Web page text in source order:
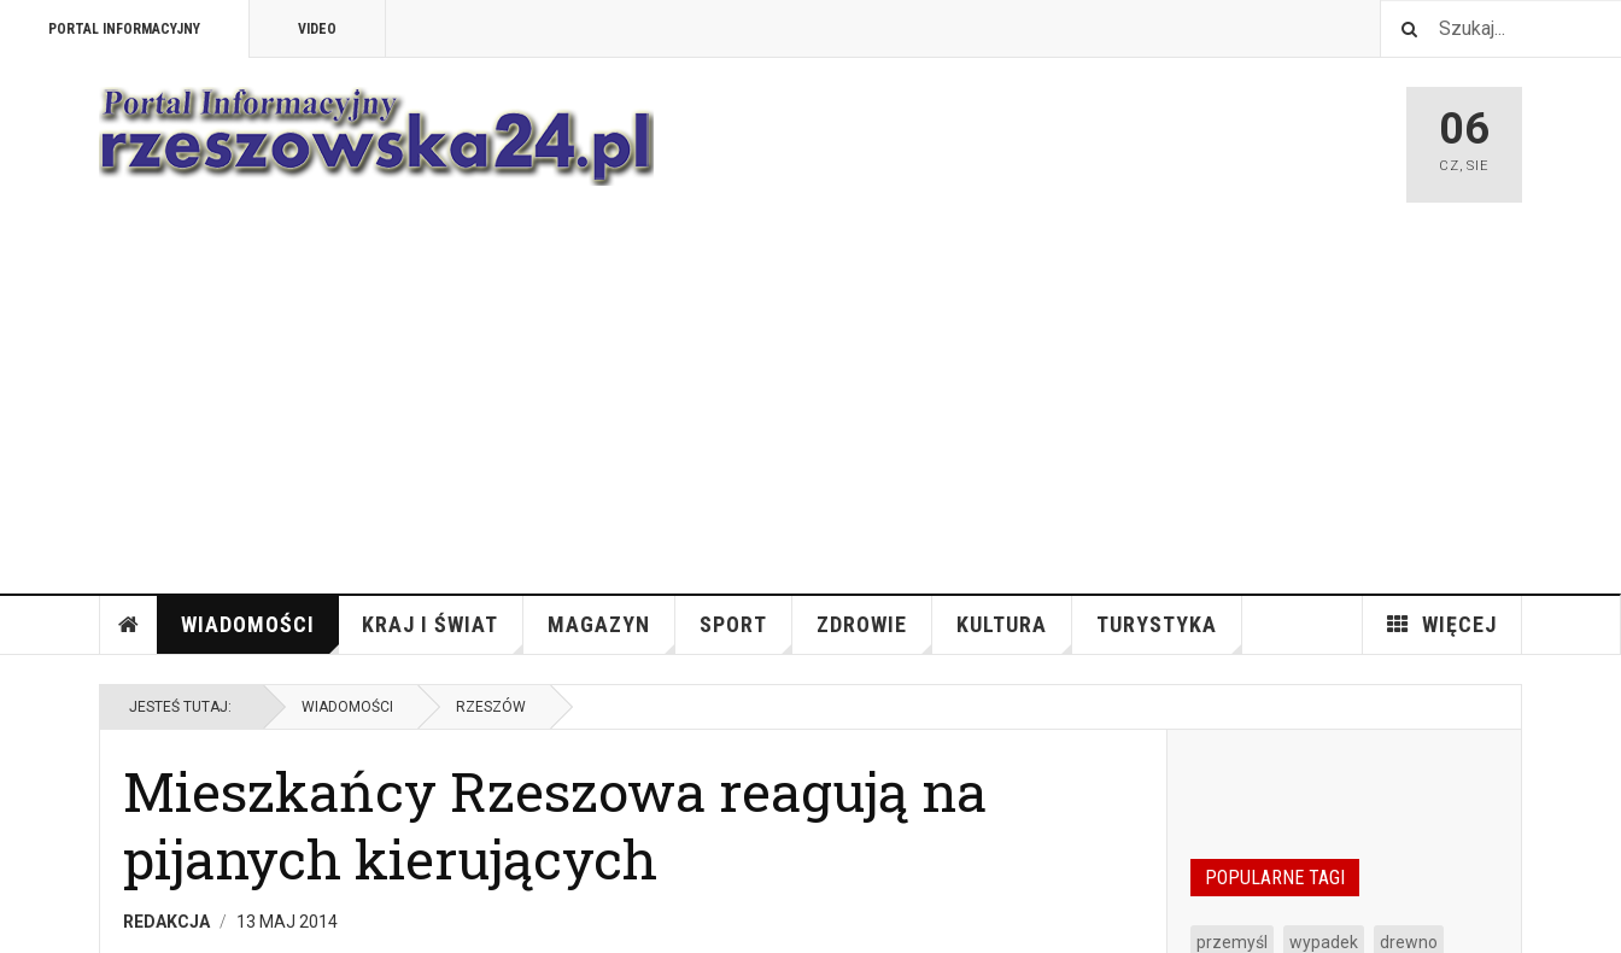
PORTAL INFORMACYJNY VIDEO
06
CZ,SIE
WIADOMOŚCI KRAJ I ŚWIAT MAGAZYN SPORT ZDROWIE KULTURA TURYSTYKA WIĘCEJ
JESTEŚ TUTAJ: WIADOMOŚCI RZESZÓW
Mieszkańcy Rzeszowa reagują na
pijanych kierujących
REDAKCJA 13 MAJ 2014
POPULARNE TAGI
przemyśl wypadek drewno